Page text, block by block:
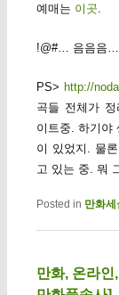
예매는 이곳
!@#… 음음음…
PS> http://
곡들 전체가 정
이트중. 하기야
이 있었지. 물
고 있는 중. 뭐
Posted in 만화세
만화, 온라